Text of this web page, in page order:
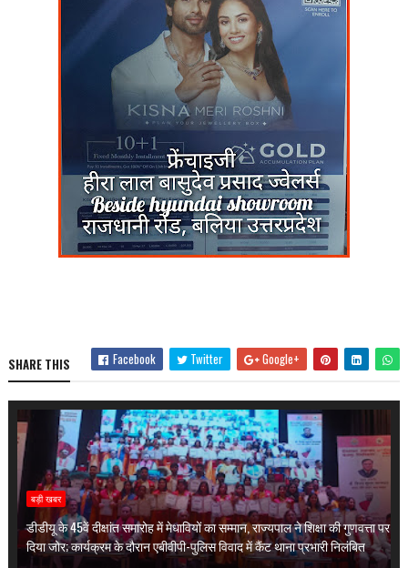
SHARE THIS Facebook Twitter Google+
बड़ी खबर
डीडीयू के 45वें दीक्षांत समारोह में मेधावियों का सम्मान, राज्यपाल ने शिक्षा की गुणवत्ता पर
दिया जोर; कार्यक्रम के दौरान एबीवीपी-पुलिस विवाद में कैंट थाना प्रभारी निलंबित